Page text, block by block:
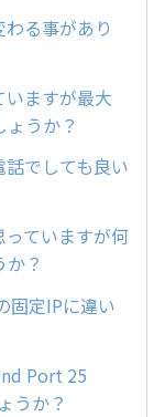
る事があり
ますが最大
うか？
でしても良い
ていますが何
？
固定IPに違い
Port 25
うか？